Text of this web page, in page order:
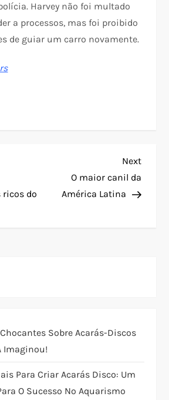
Harvey não foi multado
a processos, mas foi proibido
de guiar um carro novamente.
do
Next
Post
Next
O maior canil da
América Latina
Sobre Acarás-Discos
Imaginou!
Para Criar Acarás Disco: Um
O Sucesso No Aquarismo